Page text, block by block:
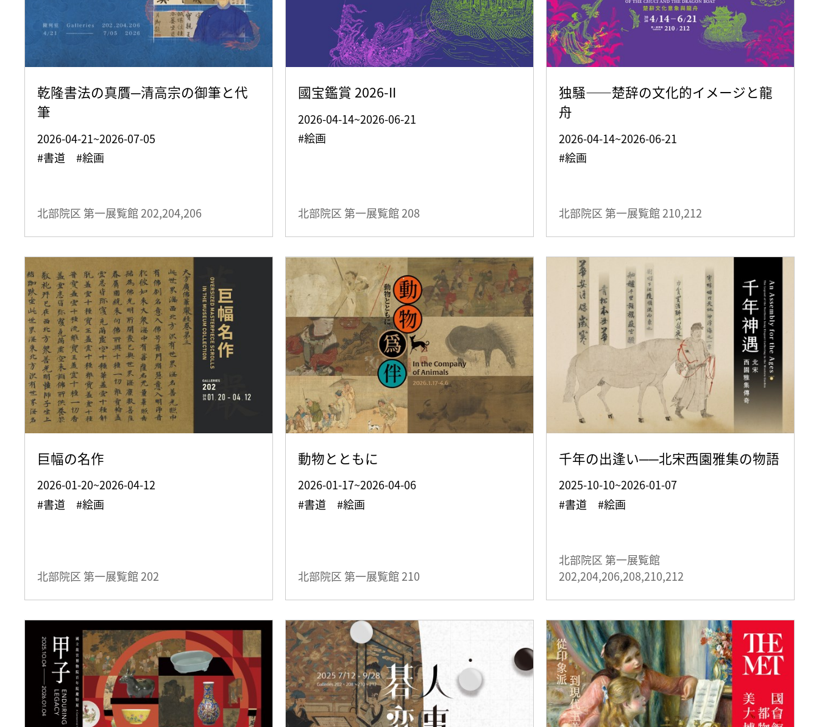
乾隆書法の真贋─清高宗の御筆と代
筆
2026-04-21~2026-07-05
#書道 #絵画
北部院区 第一展覧館202,204,206
國宝鑑賞 2026-II
2026-04-14~2026-06-21
#絵画
北部院区 第一展覧館208
独騒——楚辞の文化的イメージと龍
舟
2026-04-14~2026-06-21
#絵画
北部院区 第一展覧館210,212
巨幅の名作
2026-01-20~2026-04-12
#書道 #絵画
北部院区 第一展覧館 202
動物とともに
2026-01-17~2026-04-06
#書道 #絵画
北部院区 第一展覧館 210
千年の出逢い──北宋西園雅集の物語
2025-10-10~2026-01-07
#書道 #絵画
北部院区 第一展覧館
202,204,206,208,210,212